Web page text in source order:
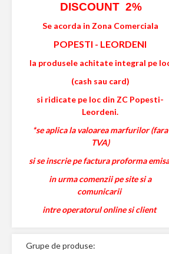
DISCOUNT 2%
Se acorda in Zona Comerciala
POPESTI - LEORDENI
la produsele achitate integral pe
(cash sau card)
si ridicate pe loc din ZC Popesti-
Leordeni.
*se aplica la valoarea marfurilor (fara
TVA)
si se inscrie pe factura proforma
in urma comenzii pe site si a
comunicarii
intre operatorul online si client
Grupe de produse: